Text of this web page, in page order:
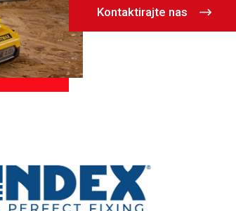
Kontaktirajte nas